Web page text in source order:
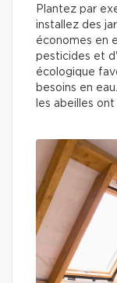
Plantez par
installez des
économes en
pesticides et
écologique
besoins en
les abeilles